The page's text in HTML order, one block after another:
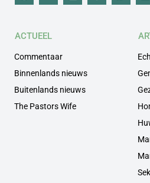
ACTUEEL
Commentaar
Binnenlands nieuws
Buitenlands nieuws
The Pastors Wife